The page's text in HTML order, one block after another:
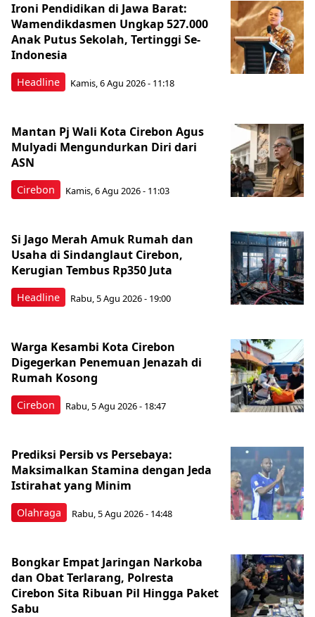
Headline
Ironi Pendidikan di Jawa Barat:
Wamendikdasmen Ungkap 527.000
Anak Putus Sekolah, Tertinggi Se-
Indonesia
Kamis, 6 Agu 2026 - 11:18
Cirebon
Mantan Pj Wali Kota Cirebon Agus
Mulyadi Mengundurkan Diri dari
ASN
Kamis, 6 Agu 2026 - 11:03
Headline
Si Jago Merah Amuk Rumah dan
Usaha di Sindanglaut Cirebon,
Kerugian Tembus Rp350 Juta
Rabu, 5 Agu 2026 - 19:00
Cirebon
Warga Kesambi Kota Cirebon
Digegerkan Penemuan Jenazah di
Rumah Kosong
Rabu, 5 Agu 2026 - 18:47
Olahraga
Prediksi Persib vs Persebaya:
Maksimalkan Stamina dengan Jeda
Istirahat yang Minim
Rabu, 5 Agu 2026 - 14:48
Bongkar Empat Jaringan Narkoba
dan Obat Terlarang, Polresta
Cirebon Sita Ribuan Pil Hingga Paket
Sabu